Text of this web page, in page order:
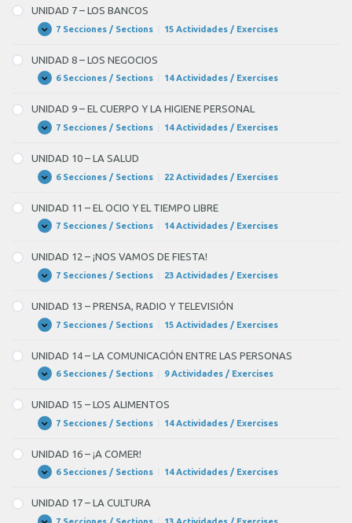
–
LA
UNIVERSIDAD
UNIDAD 7 – LOS BANCOS
Expandir
UNIDAD
–
LOS
BANCOS
7 Secciones / Sections 15 Actividades / Exercises
UNIDAD 8 – LOS NEGOCIOS
Expandir
UNIDAD
–
LOS
NEGOCIOS
6 Secciones / Sections 14 Actividades / Exercises
UNIDAD 9 – EL CUERPO Y LA HIGIENE PERSONAL
Expandir
UNIDAD
–
EL
CUERPO
Y
HIGIENE
PERSONAL
7 Secciones / Sections 14 Actividades / Exercises
UNIDAD 10 – LA SALUD
Expandir
UNIDAD
–
LA
SALUD
6 Secciones / Sections 22 Actividades / Exercises
UNIDAD 11 – EL OCIO Y EL TIEMPO LIBRE
Expandir
UNIDAD
–
EL
OCIO
Y
TIEMPO
LIBRE
7 Secciones / Sections 14 Actividades / Exercises
UNIDAD 12 – ¡NOS VAMOS DE FIESTA!
Expandir
UNIDAD
–
¡NOS
VAMOS
DE
7 Secciones / Sections 23 Actividades / Exercises
UNIDAD 13 – PRENSA, RADIO Y TELEVISIÓN
Expandir
UNIDAD
–
PRENSA,
RADIO
Y
7 Secciones / Sections 15 Actividades / Exercises
UNIDAD 14 – LA COMUNICACIÓN ENTRE LAS PERSONAS
Expandir
UNIDAD
–
LA
COMUNICACIÓN
ENTRE
PERSONAS
6 Secciones / Sections 9 Actividades / Exercises
UNIDAD 15 – LOS ALIMENTOS
Expandir
UNIDAD
–
LOS
ALIMENTOS
7 Secciones / Sections 14 Actividades / Exercises
UNIDAD 16 – ¡A COMER!
Expandir
UNIDAD
–
¡A
COMER!
6 Secciones / Sections 14 Actividades / Exercises
UNIDAD 17 – LA CULTURA